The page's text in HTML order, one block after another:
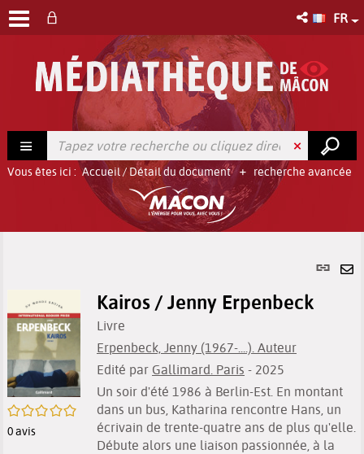
FR
recherche avancée
Vous êtes ici : Accueil/ Détail du document
Lien
/5
0avis
Kairos / Jenny Erpenbeck
Livre
Erpenbeck, Jenny (1967-....). Auteur
Edité par Gallimard. Paris - 2025
Un soir d'été 1986 à Berlin-Est. En montant
dans un bus, Katharina rencontre Hans, un
écrivain de trente-quatre ans de plus qu'elle.
Débute alors une liaison passionnée, à la